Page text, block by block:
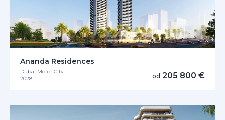
Ananda Residences
Dubai Motor City
2028
od 205 800 €